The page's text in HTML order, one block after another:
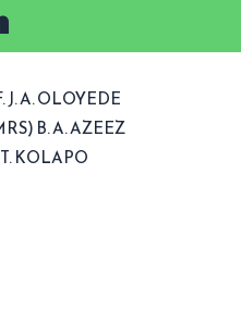
J. A. OLOYEDE
B. A. AZEEZ
T. KOLAPO